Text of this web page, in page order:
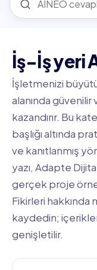
İş-İş yeri
İşletmenizi
alanında
kazandırır. Bu
başlığı altında
ve kanıtlanmış
yazı, Adapte
gerçek proje
Fikirleri hakkında
kaydedin;
genişletilir.